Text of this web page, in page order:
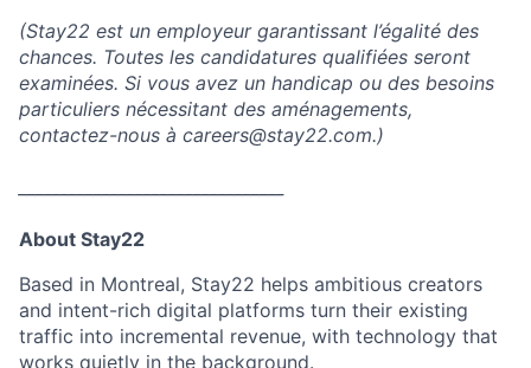
(Stay22 est un employeur garantissant l’égalité des
chances. Toutes les candidatures qualifiées seront
examinées. Si vous avez un handicap ou des besoins
particuliers nécessitant des aménagements,
contactez-nous à careers@stay22.com.)
About Stay22
Based in Montreal, Stay22 helps ambitious creators
and intent-rich digital platforms turn their existing
traffic into incremental revenue, with technology that
works quietly in the background.